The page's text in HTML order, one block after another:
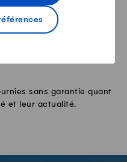
sans garantie quant
et leur actualité.